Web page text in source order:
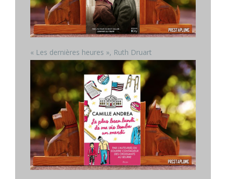
« Les dernières heures », Ruth Druart